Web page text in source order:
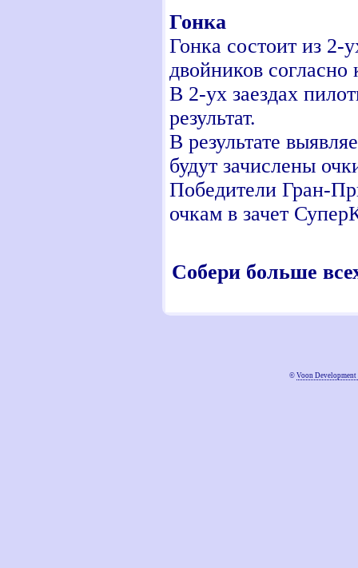
Гонка
Гонка состоит из 2-
двойников
В 2-ух заездах
результат.
В результате
будут зачислены
Победители Гран-
очкам в зачет
Собери больше
© Voon Development